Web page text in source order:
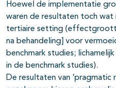
Hoewel de implementatie
waren de resultaten toch wat
tertiaire setting
na behandeling] voor
benchmark studies;
in de benchmark studies).
De resultaten van ‘pragmatic